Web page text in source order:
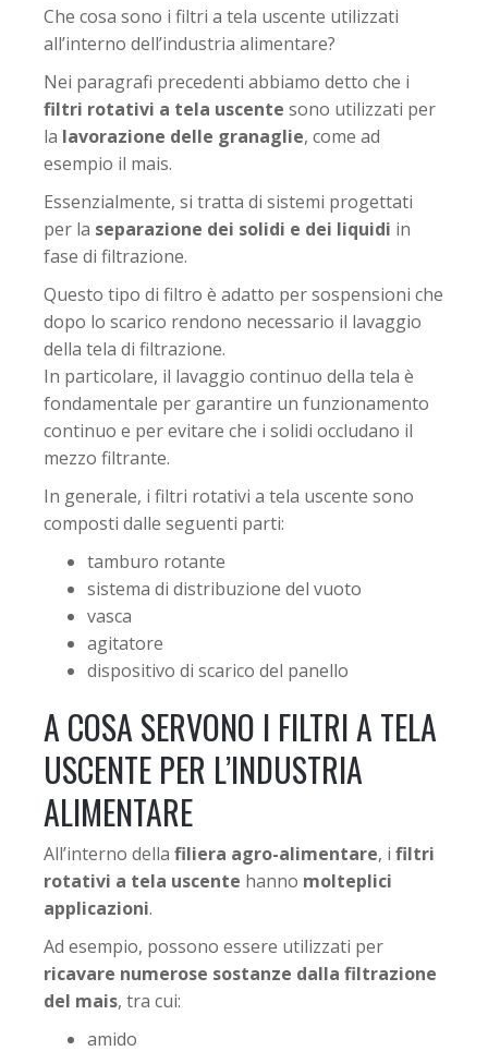
Che cosa sono i filtri a tela uscente utilizzati
all’interno dell’industria alimentare?
Nei paragrafi precedenti abbiamo detto che i
filtri rotativi a tela uscente sono utilizzati per
la lavorazione delle granaglie, come ad
esempio il mais.
Essenzialmente, si tratta di sistemi progettati
per la separazione dei solidi e dei liquidi in
fase di filtrazione.
Questo tipo di filtro è adatto per sospensioni che
dopo lo scarico rendono necessario il lavaggio
della tela di filtrazione.
In particolare, il lavaggio continuo della tela è
fondamentale per garantire un funzionamento
continuo e per evitare che i solidi occludano il
mezzo filtrante.
In generale, i filtri rotativi a tela uscente sono
composti dalle seguenti parti:
tamburo rotante
sistema di distribuzione del vuoto
vasca
agitatore
dispositivo di scarico del panello
A COSA SERVONO I FILTRI A TELA
USCENTE PER L’INDUSTRIA
ALIMENTARE
All’interno della filiera agro-alimentare, i filtri
rotativi a tela uscente hanno molteplici
applicazioni.
Ad esempio, possono essere utilizzati per
ricavare numerose sostanze dalla filtrazione
del mais, tra cui:
amido